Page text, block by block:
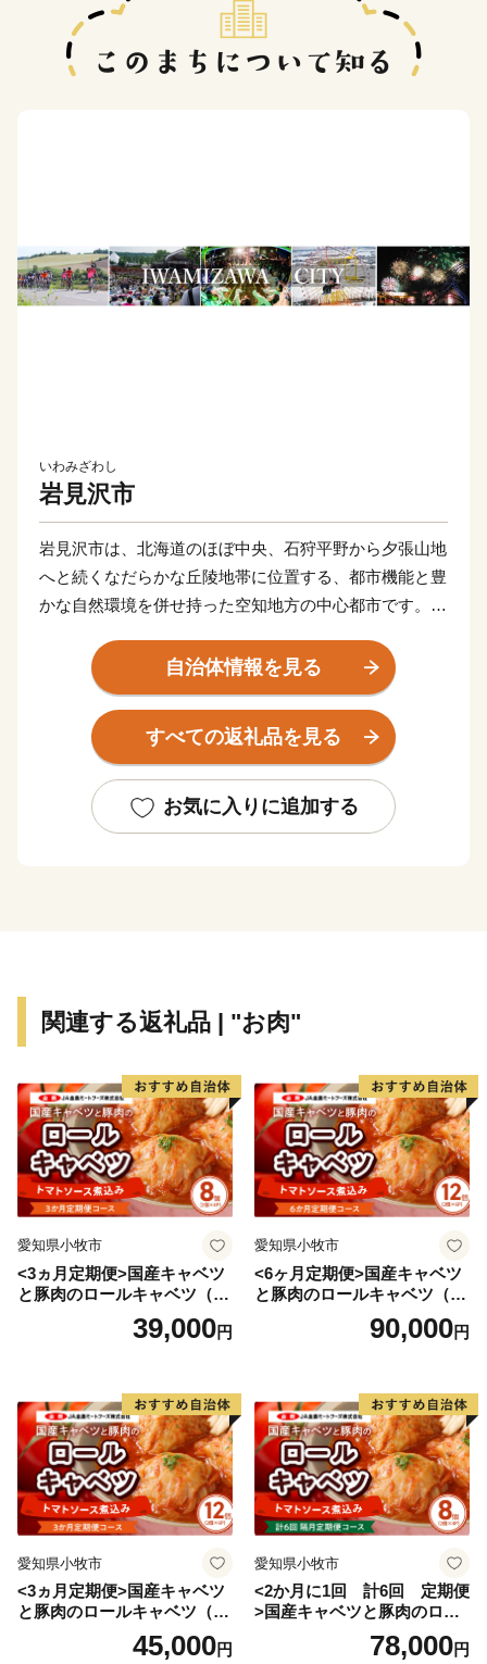
いわみざわし
岩見沢市
岩見沢市は、北海道のほぼ中央、石狩平野から夕張山地
へと続くなだらかな丘陵地帯に位置する、都市機能と豊
かな自然環境を併せ持った空知地方の中心都市です。札
北を結ぶ交通の要衝で、道内でも早くから多くの人々や
物資が行き交い、現在でも市内を歩くと当時から培われ
た芸術や文化の薫りが感じられます。基幹産業は農業
で、市域の西側には石狩川が生んだ肥沃な土壌に広大な
や「ぶどう」などの果樹園が連なります。冬の大地を覆
う真白な雪と厳しい寒さは、春から秋にかけて、私たち
＝岩見沢市ふるさと応援寄附に関するお知らせとお願い
（１）「岩見沢市ふるさと応援寄附業務」の委託につい
て
岩見沢市では、ふるさと応援寄附の募集、受付、返礼
品の調達・発送、ワンストップ特例申請書受付等の業務
を株式会社シフトセブンコンサルティングに委託してい
あるシフトセブンコンサルティング、返礼品は返礼品取
扱業者から、直接、発送されます。委託に際しては、岩
附者の皆様から収集した個人情報について守秘義務を課
（２）ご寄附のお申込から返礼品発送まで
ご寄附に係る返礼品は、当市への入金確認後に手配
し発送しています。各決済方法による市への入金確認に
要する期間は概ね以下のとおりです。
クレジット：通常、クレジット決済日の即日確認
郵便振替 ：入金から最長で２週間程度
銀行振込 ：入金当日から翌営業日に確認
自治体情報を見る
すべての返礼品を見る
お気に入りに追加する
関連する返礼品 | "お肉"
愛知県小牧市
<3ヵ月定期便>国産キャベツ
と豚肉のロールキャベツ（4P
39,000円
愛知県小牧市
<6ヶ月定期便>国産キャベツ
と豚肉のロールキャベツ（6P
90,000円
愛知県小牧市
<3ヵ月定期便>国産キャベツ
と豚肉のロールキャベツ（6P
45,000円
愛知県小牧市
<2か月に1回 計6回 定期便
>国産キャベツと豚肉のロー
ルキャベツ（4P入り）
78,000円